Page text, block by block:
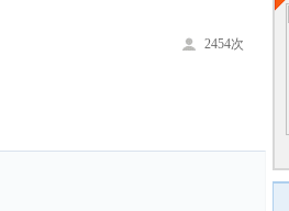
2454次